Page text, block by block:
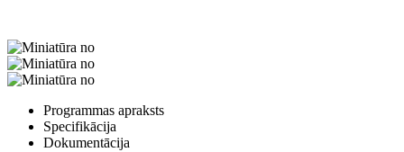
Programmas apraksts
Specifikācija
Dokumentācija